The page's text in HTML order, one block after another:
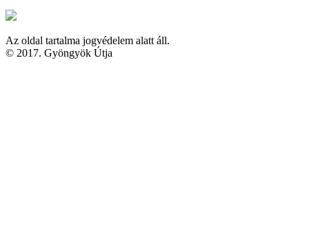
Az oldal tartalma jogvédelem alatt áll.
© 2017. Gyöngyök Útja